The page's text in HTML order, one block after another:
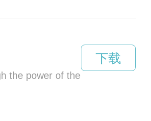
power of the internet.
下载